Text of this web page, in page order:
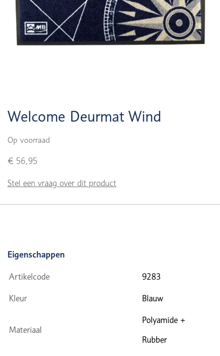
Welcome Deurmat Wind
Op voorraad
€ 56,95
Stel een vraag over dit product
Eigenschappen
Artikelcode 9283
Kleur Blauw
Materiaal
Polyamide +
Rubber